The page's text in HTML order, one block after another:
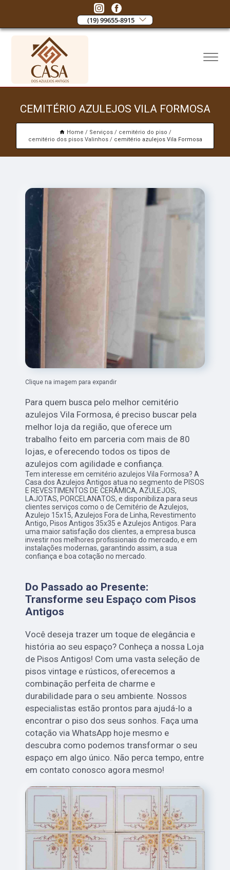
(19) 99655-8915
CEMITÉRIO AZULEJOS VILA FORMOSA
Home Serviços
cemitério do piso
cemitério dos pisos Valinhos
cemitério azulejos Vila Formosa
Clique na imagem para expandir
Para quem busca pelo melhor cemitério
azulejos Vila Formosa, é preciso buscar pela
melhor loja da região, que oferece um
trabalho feito em parceria com mais de 80
lojas, e oferecendo todos os tipos de
azulejos com agilidade e confiança.
Tem interesse em cemitério azulejos Vila Formosa? A
Casa dos Azulejos Antigos atua no segmento de PISOS
E REVESTIMENTOS DE CERÂMICA, AZULEJOS,
LAJOTAS, PORCELANATOS, e disponibiliza para seus
clientes serviços como o de Cemitério de Azulejos,
Azulejo 15x15, Azulejos Fora de Linha, Revestimento
Antigo, Pisos Antigos 35x35 e Azulejos Antigos. Para
uma maior satisfação dos clientes, a empresa busca
investir nos melhores profissionais do mercado, e em
instalações modernas, garantindo assim, a sua
confiança e boa cotação no mercado.
Do Passado ao Presente:
Transforme seu Espaço com Pisos
Antigos
Você deseja trazer um toque de elegância e
história ao seu espaço? Conheça a nossa Loja
de Pisos Antigos! Com uma vasta seleção de
pisos vintage e rústicos, oferecemos a
combinação perfeita de charme e
durabilidade para o seu ambiente. Nossos
especialistas estão prontos para ajudá-lo a
encontrar o piso dos seus sonhos. Faça uma
cotação via WhatsApp hoje mesmo e
descubra como podemos transformar o seu
espaço em algo único. Não perca tempo, entre
em contato conosco agora mesmo!